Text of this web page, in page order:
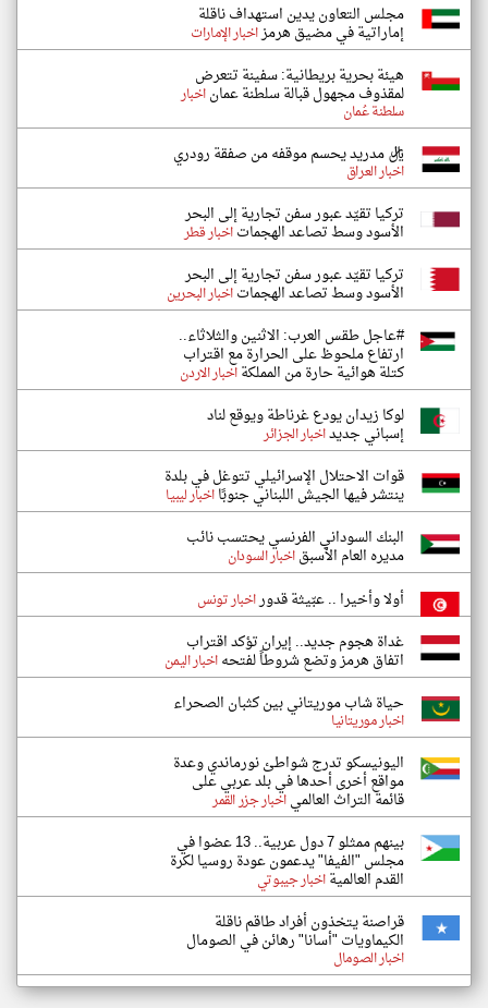
مجلس التعاون يدين استهداف ناقلة
إماراتية في مضيق هرمزاخبار الإمارات
هيئة بحرية بريطانية: سفينة تتعرض
لمقذوف مجهول قبالة سلطنة عماناخبار
سلطنة عُمان
ريال مدريد يحسم موقفه من صفقة رودري
اخبار العراق
تركيا تقيّد عبور سفن تجارية إلى البحر
الأسود وسط تصاعد الهجماتاخبار قطر
تركيا تقيّد عبور سفن تجارية إلى البحر
الأسود وسط تصاعد الهجماتاخبار البحرين
#عاجل طقس العرب: الاثنين والثلاثاء..
ارتفاع ملحوظ على الحرارة مع اقتراب
كتلة هوائية حارة من المملكةاخبار الاردن
لوكا زيدان يودع غرناطة ويوقع لناد
إسباني جديداخبار الجزائر
قوات الاحتلال الإسرائيلي تتوغل في بلدة
ينتشر فيها الجيش اللبناني جنوبًااخبار ليبيا
البنك السوداني الفرنسي يحتسب نائب
مديره العام الأسبقاخبار السودان
أولا وأخيرا .. عبّيثة قدوراخبار تونس
غداة هجوم جديد.. إيران تؤكد اقتراب
اتفاق هرمز وتضع شروطاً لفتحهاخبار اليمن
حياة شاب موريتاني بين كثبان الصحراء
اخبار موريتانيا
اليونيسكو تدرج شواطئ نورماندي وعدة
مواقع أخرى أحدها في بلد عربي على
قائمة التراث العالمياخبار جزر القمر
بينهم ممثلو 7 دول عربية.. 13 عضوا في
مجلس "الفيفا" يدعمون عودة روسيا لكرة
القدم العالميةاخبار جيبوتي
قراصنة يتخذون أفراد طاقم ناقلة
الكيماويات "أسانا" رهائن في الصومال
اخبار الصومال